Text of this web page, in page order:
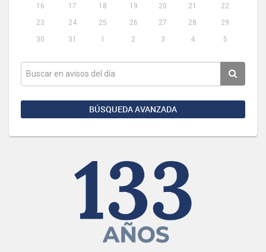
16
17 18 19 20 21
22
23
24 25 26 27 28
29
30
31 1 2 3 4 5
BÚSQUEDA AVANZADA